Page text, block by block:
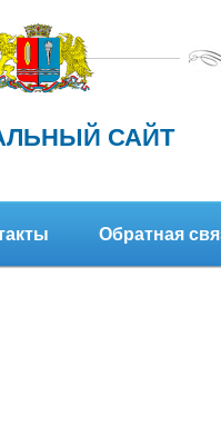
САЙТ
Обратная